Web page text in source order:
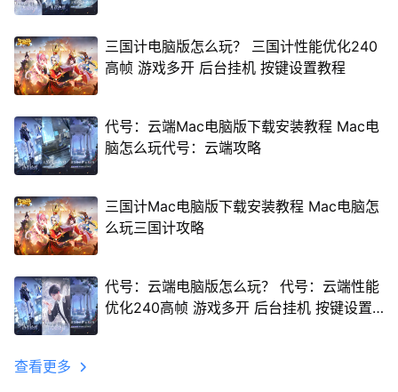
三国计电脑版怎么玩？ 三国计性能优化240
高帧 游戏多开 后台挂机 按键设置教程
代号：云端Mac电脑版下载安装教程 Mac电
脑怎么玩代号：云端攻略
三国计Mac电脑版下载安装教程 Mac电脑怎
么玩三国计攻略
代号：云端电脑版怎么玩？ 代号：云端性能
优化240高帧 游戏多开 后台挂机 按键设置
查看更多